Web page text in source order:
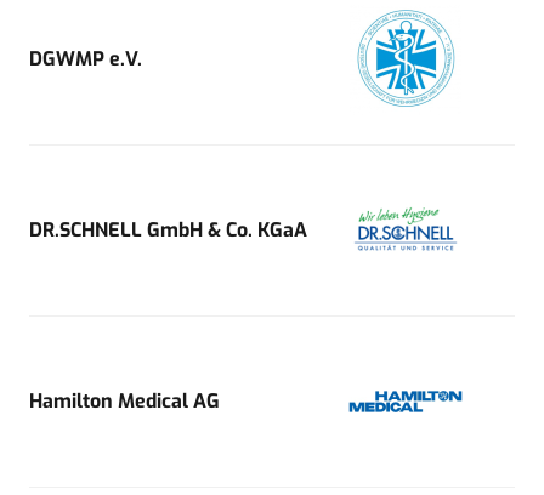
DGWMP e.V.
DR.SCHNELL GmbH & Co. KGaA
Hamilton Medical AG